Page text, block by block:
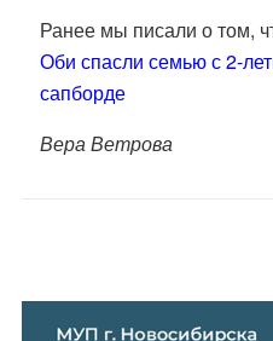
Ранее мы писали о том,
Оби спасли семью с 2-
сапборде
Вера Ветрова